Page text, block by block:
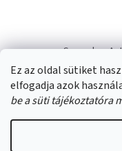
Ez az oldal sütiket
elfogadja azok
be a süti tájékoztatóra
á
Swana.hu